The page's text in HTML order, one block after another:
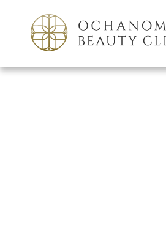
TOP アートメイク